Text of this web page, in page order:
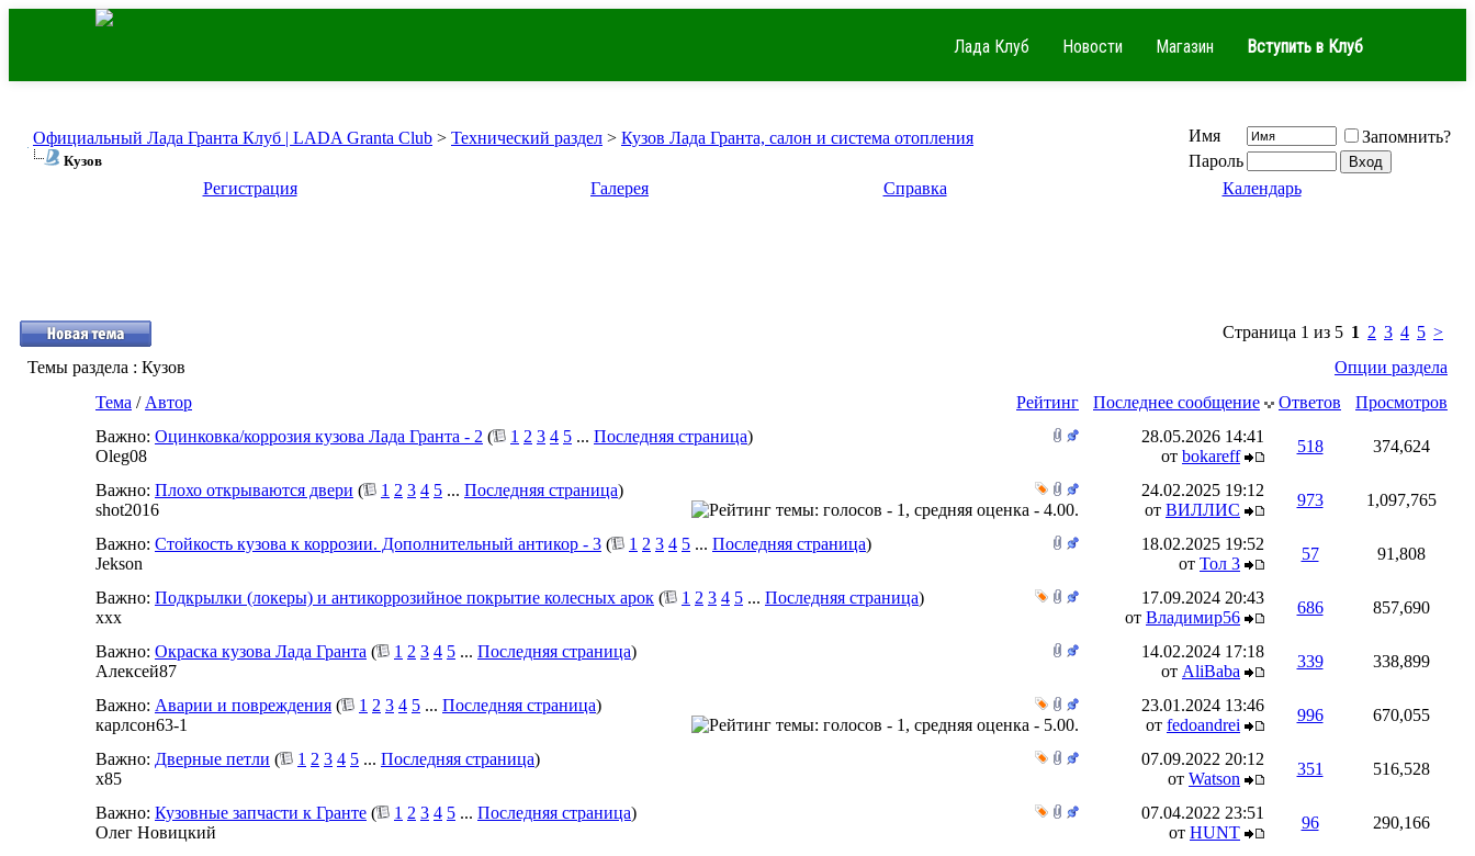
Лада Клуб Новости Магазин Вступить в Клуб
Официальный Лада Гранта Клуб | LADA Granta Club > Технический раздел > Кузов Лада Гранта, салон и система отопления
Кузов
Имя
Запомнить?
Пароль
Регистрация
Галерея Справка Календарь
Страница 1 из 5 1 2 3 4 5 >
Темы раздела : Кузов
Опции раздела
Рейтинг
Тема / Автор Последнее сообщение Ответов
Просмотров
Важно: Оцинковка/коррозия кузова Лада Гранта - 2 ( 1 2 3 4 5 ... Последняя страница)
Oleg08
28.05.2026 14:41
от bokareff
518 374,624
Важно: Плохо открываются двери ( 1 2 3 4 5 ... Последняя страница)
shot2016
24.02.2025 19:12
от ВИЛЛИС
973 1,097,765
Важно: Стойкость кузова к коррозии. Дополнительный антикор - 3 ( 1 2 3 4 5 ... Последняя страница)
Jekson
18.02.2025 19:52
от Тол 3
57 91,808
Важно: Подкрылки (локеры) и антикоррозийное покрытие колесных арок ( 1 2 3 4 5 ... Последняя страница)
xxx
17.09.2024 20:43
от Владимир56
686 857,690
Важно: Окраска кузова Лада Гранта ( 1 2 3 4 5 ... Последняя страница)
Алексей87
14.02.2024 17:18
от AliBaba
339 338,899
Важно: Аварии и повреждения ( 1 2 3 4 5 ... Последняя страница)
карлсон63-1
23.01.2024 13:46
от fedoandrei
996 670,055
Важно: Дверные петли ( 1 2 3 4 5 ... Последняя страница)
x85
07.09.2022 20:12
от Watson
351 516,528
Важно: Кузовные запчасти к Гранте ( 1 2 3 4 5 ... Последняя страница)
Олег Новицкий
07.04.2022 23:51
от HUNT
96 290,166